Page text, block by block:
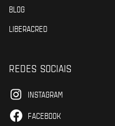
BLOG
LIBERACRED
REDES SOCIAIS
INSTAGRAM
FACEBOOK